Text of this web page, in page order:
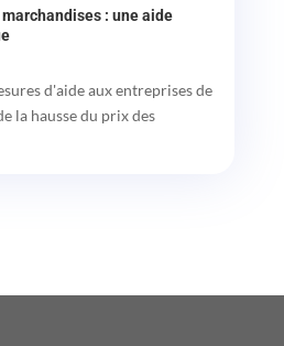
: une aide
d'aide aux entreprises de
la hausse du prix des